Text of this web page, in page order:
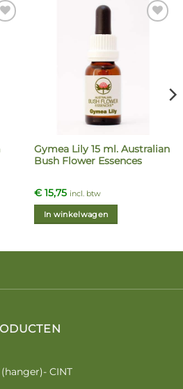
Gymea Lily 15 ml. Australian
Bush Flower Essences
€15,75 incl. btw
In winkelwagen
CINT